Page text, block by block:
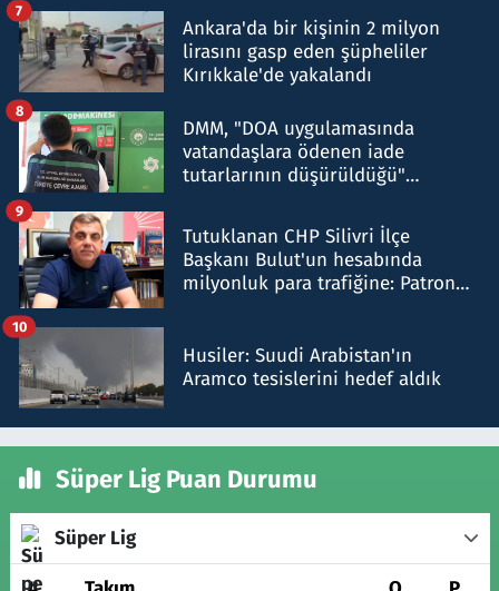
Ankara'da bir kişinin 2 milyon
lirasını gasp eden şüpheliler
Kırıkkale'de yakalandı
7
DMM, "DOA uygulamasında
vatandaşlara ödenen iade
tutarlarının düşürüldüğü"
8
Tutuklanan CHP Silivri İlçe
Başkanı Bulut'un hesabında
milyonluk para trafiğine: Patron
9
Husiler: Suudi Arabistan'ın
Aramco tesislerini hedef aldık
10
Süper Lig Puan Durumu
Süper Lig